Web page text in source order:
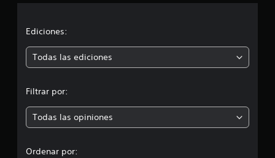
p
r
Ediciones:
Todas las ediciones
Filtrar por:
Todas las opiniones
Ordenar por: